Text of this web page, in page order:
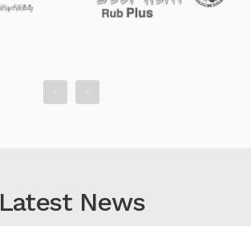
Latest News